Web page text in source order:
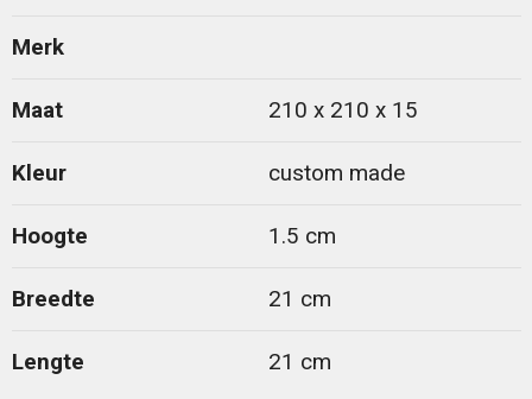
Merk
Maat 210 x 210 x 15
Kleur custom made
Hoogte 1.5 cm
Breedte 21 cm
Lengte 21 cm